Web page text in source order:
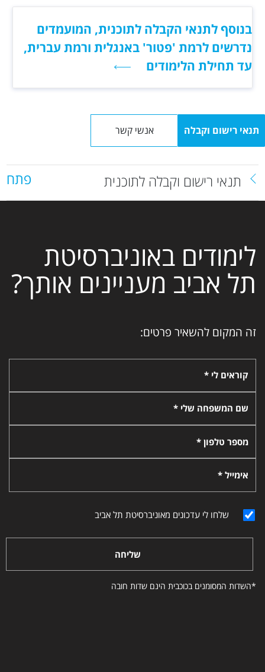
בנוסף לתנאי הקבלה לתוכנית, המועמדים
נדרשים לרמת 'פטור' באנגלית ורמת עברית,
עד תחילת הלימודים
תנאי רישום וקבלה אנשי קשר
תנאי רישום וקבלה לתוכנית פתח
לימודים באוניברסיטת
תל אביב מעניינים אותך?
זה המקום להשאיר פרטים:
קוראים לי *
שם המשפחה שלי *
מספר טלפון *
אימייל *
שלחו לי עדכונים מאוניברסיטת תל אביב
שליחה
*השדות המסומנים בכוכבית הינם שדות חובה